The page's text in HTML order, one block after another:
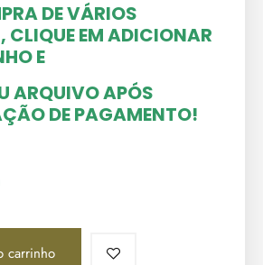
DE VÁRIOS
CLIQUE EM ADICIONAR
E
ARQUIVO APÓS
DE PAGAMENTO!
carrinho